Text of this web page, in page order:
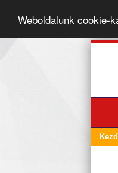
Weboldalunk cookie-